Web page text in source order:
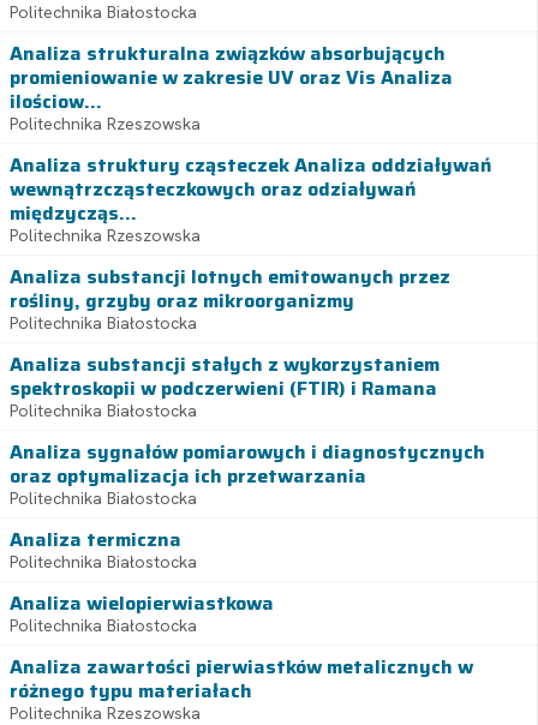
Politechnika Białostocka
Analiza strukturalna związków absorbujących
promieniowanie w zakresie UV oraz Vis Analiza
ilościow...
Politechnika Rzeszowska
Analiza struktury cząsteczek Analiza oddziaływań
wewnątrzcząsteczkowych oraz odziaływań
międzycząs...
Politechnika Rzeszowska
Analiza substancji lotnych emitowanych przez
rośliny, grzyby oraz mikroorganizmy
Politechnika Białostocka
Analiza substancji stałych z wykorzystaniem
spektroskopii w podczerwieni (FTIR) i Ramana
Politechnika Białostocka
Analiza sygnałów pomiarowych i diagnostycznych
oraz optymalizacja ich przetwarzania
Politechnika Białostocka
Analiza termiczna
Politechnika Białostocka
Analiza wielopierwiastkowa
Politechnika Białostocka
Analiza zawartości pierwiastków metalicznych w
różnego typu materiałach
Politechnika Rzeszowska